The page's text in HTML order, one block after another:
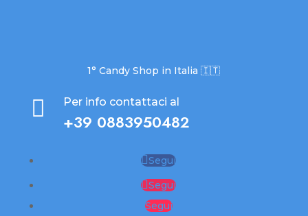
1° Candy Shop in Italia 🇮🇹
 Per info contattaci al
+39 0883950482
Segui
Segui
Segui